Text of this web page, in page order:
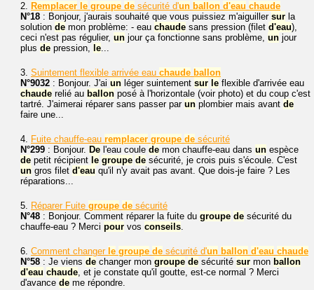
2. Remplacer le groupe de sécurité d'un ballon d'eau chaude
N°18 : Bonjour, j'aurais souhaité que vous puissiez m'aiguiller sur la
solution de mon problème: - eau chaude sans pression (filet d'eau),
ceci n'est pas régulier, un jour ça fonctionne sans problème, un jour
plus de pression, le...
3. Suintement flexible arrivée eau chaude ballon
N°9032 : Bonjour. J'ai un léger suintement sur le flexible d'arrivée eau
chaude relié au ballon posé à l'horizontale (voir photo) et du coup c'est
tartré. J'aimerai réparer sans passer par un plombier mais avant de
faire une...
4. Fuite chauffe-eau remplacer groupe de sécurité
N°299 : Bonjour. De l'eau coule de mon chauffe-eau dans un espèce
de petit récipient le groupe de sécurité, je crois puis s'écoule. C'est
un gros filet d'eau qu'il n'y avait pas avant. Que dois-je faire ? Les
réparations...
5. Réparer Fuite groupe de sécurité
N°48 : Bonjour. Comment réparer la fuite du groupe de sécurité du
chauffe-eau ? Merci pour vos conseils.
6. Comment changer le groupe de sécurité d'un ballon d'eau chaude
N°58 : Je viens de changer mon groupe de sécurité sur mon ballon
d'eau chaude, et je constate qu'il goutte, est-ce normal ? Merci
d'avance de me répondre.